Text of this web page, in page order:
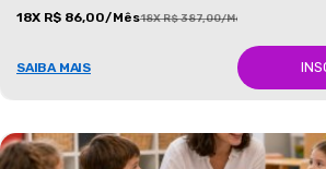
18X R$ 86,00/Mês18X R$ 387,00/Mês
SAIBA MAIS